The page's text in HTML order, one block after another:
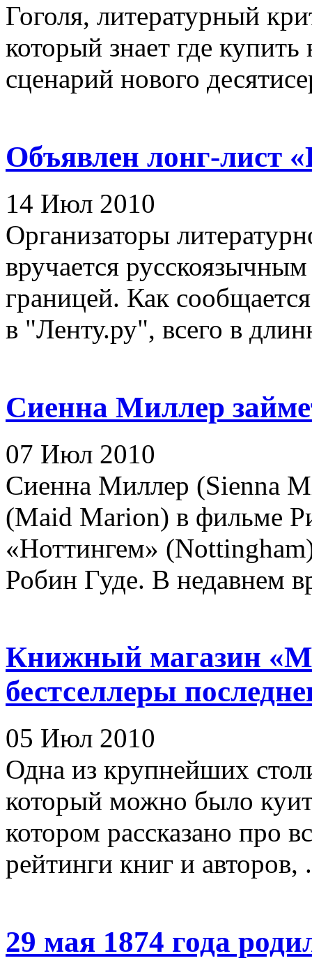
Гоголя, литературный
который знает где
сценарий нового
Объявлен лонг-лист
14 Июл 2010
Организаторы
вручается
границей. Как
в "Ленту.ру", всего в
Сиенна Миллер
07 Июл 2010
Сиенна Миллер (Sienna
(Maid Marion) в фильме
«Ноттингем»
Робин Гуде. В недавнем
Книжный магазин
бестселлеры
05 Июл 2010
Одна из крупнейших
который можно было
котором рассказано про
рейтинги книг и авторов,
29 мая 1874 года